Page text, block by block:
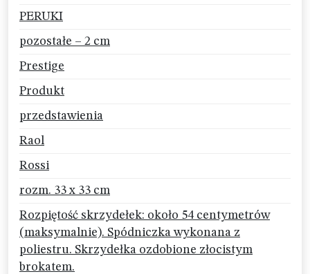
PERUKI
pozostałe – 2 cm
Prestige
Produkt
przedstawienia
Raol
Rossi
rozm. 33 x 33 cm
Rozpiętość skrzydełek: około 54 centymetrów
(maksymalnie). Spódniczka wykonana z
poliestru. Skrzydełka ozdobione złocistym
brokatem.